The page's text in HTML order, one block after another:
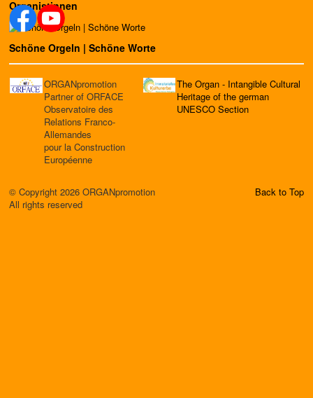
Organistinnen
Schöne Orgeln | Schöne Worte
ORGANpromotion
Partner of ORFACE
Observatoire des
Relations Franco-
Allemandes
pour la Construction
Européenne
The Organ - Intangible Cultural
Heritage of the german
UNESCO Section
© Copyright 2026 ORGANpromotion
All rights reserved
Back to Top